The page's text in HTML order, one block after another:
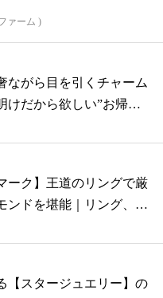
ァーム )
ながら目を引くチャーム
けだから欲しい”お帰り
ーク】王道のリングで厳
ンドを堪能｜リング、そ
【スタージュエリー】の